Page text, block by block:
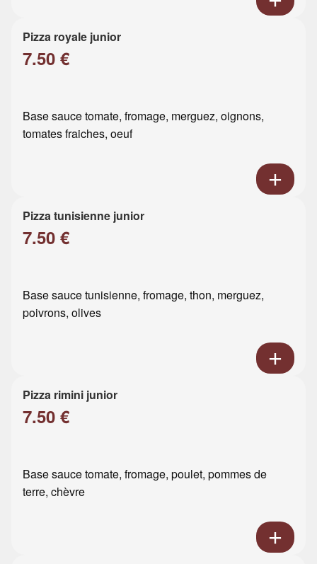
Pizza royale junior
7.50 €
Base sauce tomate, fromage, merguez, oignons,
tomates fraiches, oeuf
Pizza tunisienne junior
7.50 €
Base sauce tunisienne, fromage, thon, merguez,
poivrons, olives
Pizza rimini junior
7.50 €
Base sauce tomate, fromage, poulet, pommes de
terre, chèvre